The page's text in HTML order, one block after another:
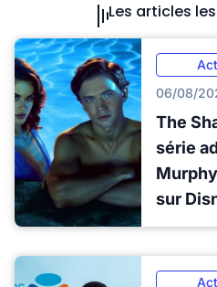
Les articles
06/08/
The
série
sur